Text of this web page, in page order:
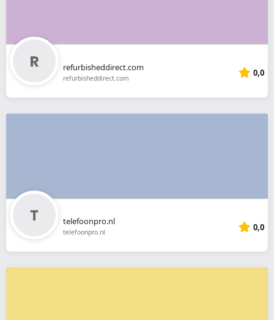
refurbisheddirect.com
refurbisheddirect.com 0,0
telefoonpro.nl
telefoonpro.nl 0,0